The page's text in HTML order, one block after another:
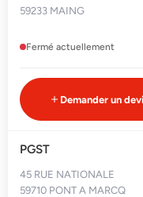
59233 MAING
Fermé actuellement
Demander un
PGST
45 RUE NATIONALE
59710 PONT A MARCQ